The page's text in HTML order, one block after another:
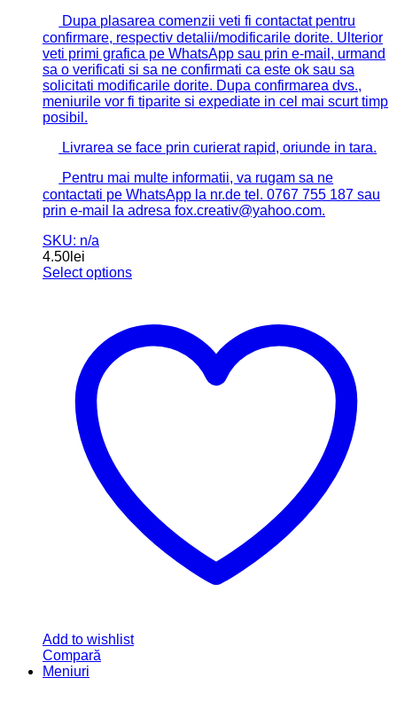
Dupa plasarea comenzii veti fi contactat pentru
confirmare, respectiv detalii/modificarile dorite. Ulterior
veti primi grafica pe WhatsApp sau prin e-mail, urmand
sa o verificati si sa ne confirmati ca este ok sau sa
solicitati modificarile dorite. Dupa confirmarea dvs.,
meniurile vor fi tiparite si expediate in cel mai scurt timp
posibil.
Livrarea se face prin curierat rapid, oriunde in tara.
Pentru mai multe informatii, va rugam sa ne
contactati pe WhatsApp la nr.de tel. 0767 755 187 sau
prin e-mail la adresa fox.creativ@yahoo.com.
SKU: n/a
4.50 lei
Select options
Add to wishlist
Compară
Meniuri